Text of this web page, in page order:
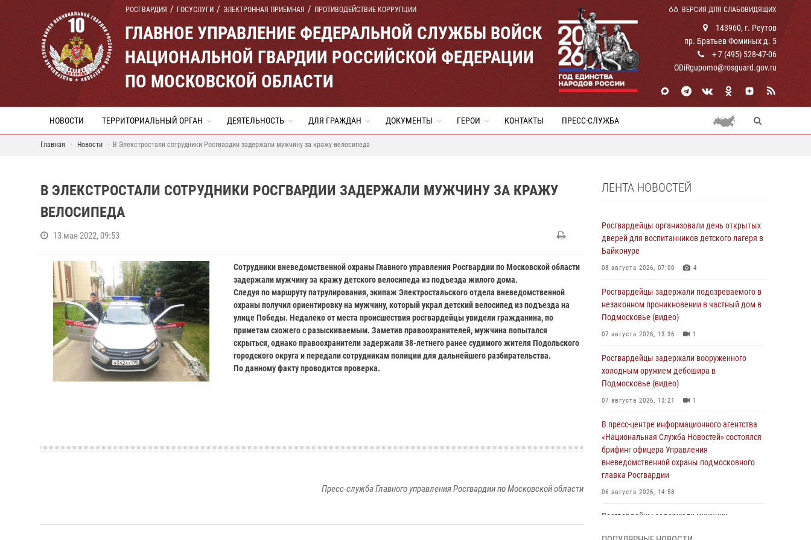
РОСГВАРДИЯ ГОСУСЛУГИ ЭЛЕКТРОННАЯ ПРИЕМНАЯ ПРОТИВОДЕЙСТВИЕ КОРРУПЦИИ ВЕРСИЯ ДЛЯ СЛАБОВИДЯЩИХ
ГЛАВНОЕ УПРАВЛЕНИЕ ФЕДЕРАЛЬНОЙ СЛУЖБЫ ВОЙСК
НАЦИОНАЛЬНОЙ ГВАРДИИ РОССИЙСКОЙ ФЕДЕРАЦИИ
ПО МОСКОВСКОЙ ОБЛАСТИ
143960, г. Реутов
пр. Братьев Фоминых д. 5
+ 7 (495) 528-47-06
ODiRgupomo@rosguard.gov.ru
НОВОСТИ ТЕРРИТОРИАЛЬНЫЙ ОРГАН ДЕЯТЕЛЬНОСТЬ ДЛЯ ГРАЖДАН ДОКУМЕНТЫ ГЕРОИ КОНТАКТЫ ПРЕСС-СЛУЖБА
Главная Новости В Элекстростали сотрудники Росгвардии задержали мужчину за кражу велосипеда
В ЭЛЕКСТРОСТАЛИ СОТРУДНИКИ РОСГВАРДИИ ЗАДЕРЖАЛИ МУЖЧИНУ ЗА КРАЖУ
ВЕЛОСИПЕДА
13 мая 2022, 09:53
Сотрудники вневедомственной охраны Главного управления Росгвардии по Московской области
задержали мужчину за кражу детского велосипеда из подъезда жилого дома.
Следуя по маршруту патрулирования, экипаж Электростальского отдела вневедомственной
охраны получил ориентировку на мужчину, который украл детский велосипед из подъезда на
улице Победы. Недалеко от места происшествия росгвардейцы увидели гражданина, по
приметам схожего с разыскиваемым. Заметив правоохранителей, мужчина попытался
скрыться, однако правоохранители задержали 38-летнего ранее судимого жителя Подольского
городского округа и передали сотрудникам полиции для дальнейшего разбирательства.
По данному факту проводится проверка.
Пресс-служба Главного управления Росгвардии по Московской области
ЛЕНТА НОВОСТЕЙ
Росгвардейцы организовали день открытых
дверей для воспитанников детского лагеря в
Байконуре
08 августа 2026, 07:00 4
Росгвардейцы задержали подозреваемого в
незаконном проникновении в частный дом в
Подмосковье (видео)
07 августа 2026, 13:36 1
Росгвардейцы задержали вооруженного
холодным оружием дебошира в
Подмосковье (видео)
07 августа 2026, 13:21 1
В пресс-центре информационного агентства
«Национальная Служба Новостей» состоялся
брифинг офицера Управления
вневедомственной охраны подмосковного
главка Росгвардии
06 августа 2026, 14:58
Росгвардейцы задержали мужчину,